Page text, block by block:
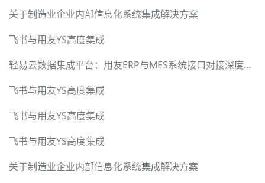
关于制造业企业内部信息化系统集成解决方案
飞书与用友YS高度集成
轻易云数据集成平台：用友ERP与MES系统接口对接深度解决方案
飞书与用友YS高度集成
飞书与用友YS高度集成
飞书与用友YS高度集成
关于制造业企业内部信息化系统集成解决方案